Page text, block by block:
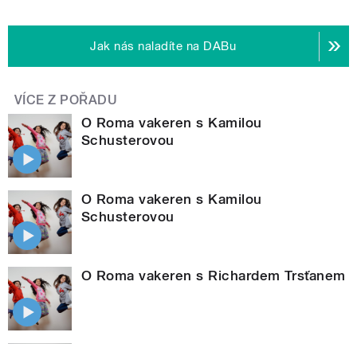
Jak nás naladíte na DABu
VÍCE Z POŘADU
O Roma vakeren s Kamilou
Schusterovou
O Roma vakeren s Kamilou
Schusterovou
O Roma vakeren s Richardem Trsťanem